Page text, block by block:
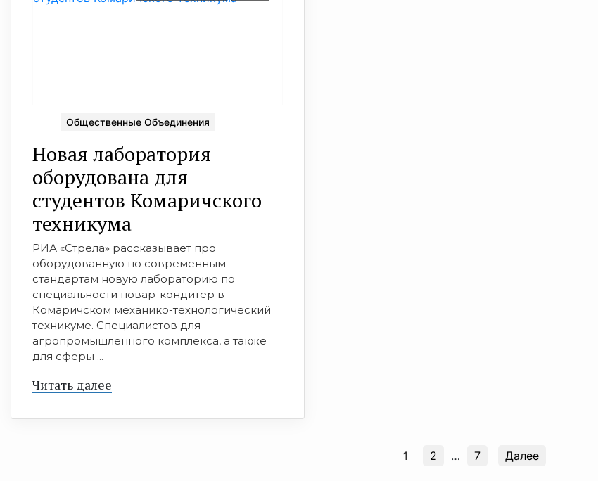
Общественные Объединения
Новая лаборатория
оборудована для
студентов Комаричского
техникума
РИА «Стрела» рассказывает про
оборудованную по современным
стандартам новую лабораторию по
специальности повар-кондитер в
Комаричском механико-технологический
техникуме. Специалистов для
агропромышленного комплекса, а также
для сферы ...
Читать далее
1 2 … 7 Далее